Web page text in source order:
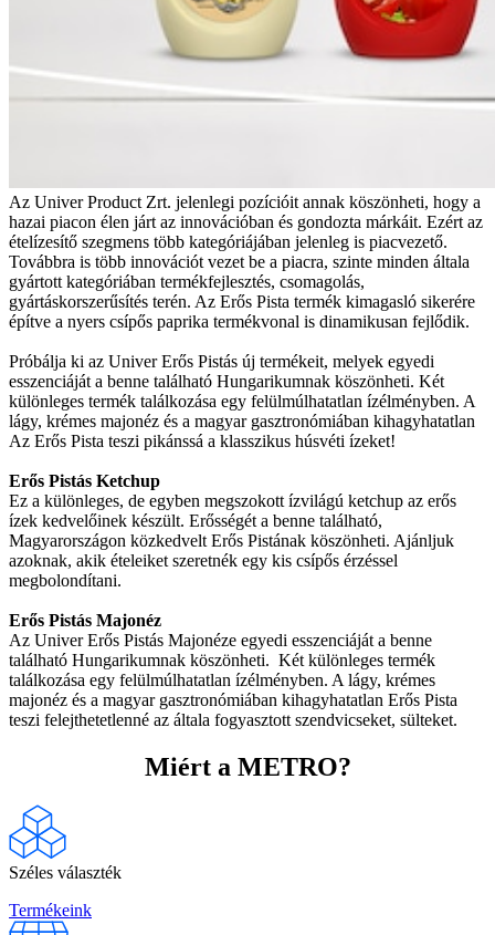
Az Univer Product Zrt. jelenlegi pozícióit annak köszönheti, hogy a
hazai piacon élen járt az innovációban és gondozta márkáit. Ezért az
ételízesítő szegmens több kategóriájában jelenleg is piacvezető.
Továbbra is több innovációt vezet be a piacra, szinte minden általa
gyártott kategóriában termékfejlesztés, csomagolás,
gyártáskorszerűsítés terén. Az Erős Pista termék kimagasló sikerére
építve a nyers csípős paprika termékvonal is dinamikusan fejlődik.
Próbálja ki az Univer Erős Pistás új termékeit, melyek egyedi
esszenciáját a benne található Hungarikumnak köszönheti. Két
különleges termék találkozása egy felülmúlhatatlan ízélményben. A
lágy, krémes majonéz és a magyar gasztronómiában kihagyhatatlan
Az Erős Pista teszi pikánssá a klasszikus húsvéti ízeket!
Erős Pistás Ketchup
Ez a különleges, de egyben megszokott ízvilágú ketchup az erős
ízek kedvelőinek készült. Erősségét a benne található,
Magyarországon közkedvelt Erős Pistának köszönheti. Ajánljuk
azoknak, akik ételeiket szeretnék egy kis csípős érzéssel
megbolondítani.
Erős Pistás Majonéz
Az Univer Erős Pistás Majonéze egyedi esszenciáját a benne
található Hungarikumnak köszönheti. Két különleges termék
találkozása egy felülmúlhatatlan ízélményben. A lágy, krémes
majonéz és a magyar gasztronómiában kihagyhatatlan Erős Pista
teszi felejthetetlenné az általa fogyasztott szendvicseket, sülteket.
Miért a METRO?
Széles választék
Termékeink